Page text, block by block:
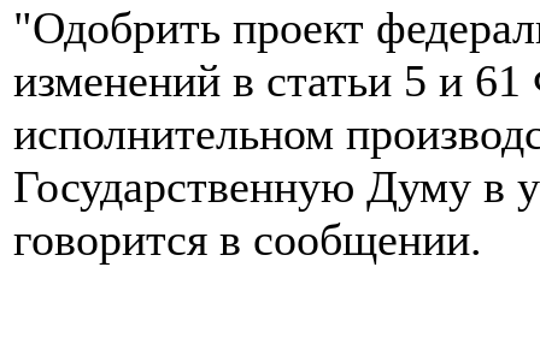
"Одобрить проект
изменений в статьи 5 и
исполнительном
Государственную Думу в
говорится в сообщении.